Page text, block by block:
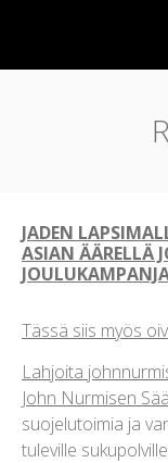
JADEN
ASIAN ÄÄRELLÄ
Tässä siis myös
Lahjoita
John Nurmisen
suojelutoimia ja
tuleville